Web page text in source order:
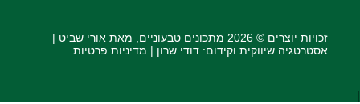
זכויות יוצרים © 2026 מתכונים טבעוניים , מאת אורי שביט |
אסטרטגיה שיווקית וקידום: דודי שרון | מדיניות פרטיות
|